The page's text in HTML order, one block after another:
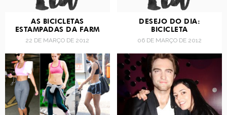
AS BICICLETAS
ESTAMPADAS DA FARM
22 DE MARÇO DE 2012
DESEJO DO DIA:
BICICLETA
06 DE MARÇO DE 2012